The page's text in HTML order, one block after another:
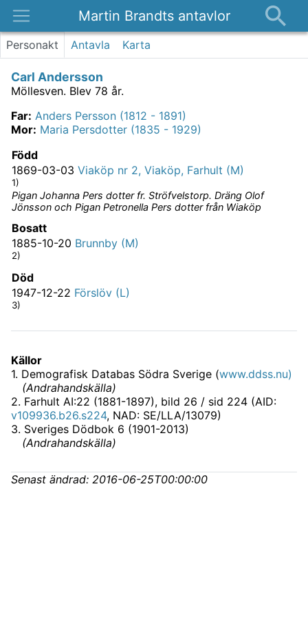
Martin Brandts antavlor
Platser
Om
Kontakt
Personakt Antavla Karta
Carl Andersson
Möllesven. Blev 78 år.
Far: Anders Persson (1812 - 1891)
Mor: Maria Persdotter (1835 - 1929)
Född
1869-03-03 Viaköp nr 2, Viaköp, Farhult (M)
1)
Pigan Johanna Pers dotter fr. Ströfvelstorp. Dräng Olof
Jönsson och Pigan Petronella Pers dotter från Wiaköp
Bosatt
1885-10-20 Brunnby (M)
2)
Död
1947-12-22 Förslöv (L)
3)
Källor
1. Demografisk Databas Södra Sverige (www.ddss.nu)
(Andrahandskälla)
2. Farhult AI:22 (1881-1897), bild 26 / sid 224 (AID:
v109936.b26.s224, NAD: SE/LLA/13079)
3. Sveriges Dödbok 6 (1901-2013)
(Andrahandskälla)
Senast ändrad: 2016-06-25T00:00:00